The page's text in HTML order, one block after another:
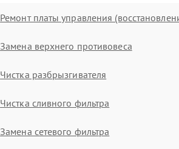
Ремонт платы управления
Замена верхнего противовеса
Чистка разбрызгивателя
Чистка сливного фильтра
Замена сетевого фильтра